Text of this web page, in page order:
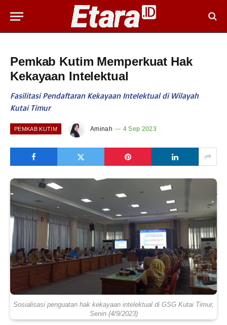
Pemkab Kutim Memperkuat Hak
Kekayaan Intelektual
Fasilitasi Pendaftaran Kekayaan Intelektual di Wilayah
Kutai Timur
PEMKAB KUTIM Aminah 4 Sep 2023
Sosialisasi penguatan hak kekayaan intelektual di GSG Kutai Timur,
Senin (4/9/2023)